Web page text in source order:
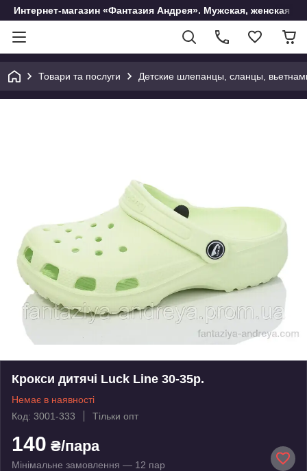
Интернет-магазин «Фантазия Андрея». Мужская, женская и
Товари та послуги Детские шлепанцы, сланцы,
Крокси дитячі Luck Line 30-35р.
Немає в наявності
Код: 3001-333
Тільки опт
140 ₴/пара
Мінімальне замовлення — 12 пар